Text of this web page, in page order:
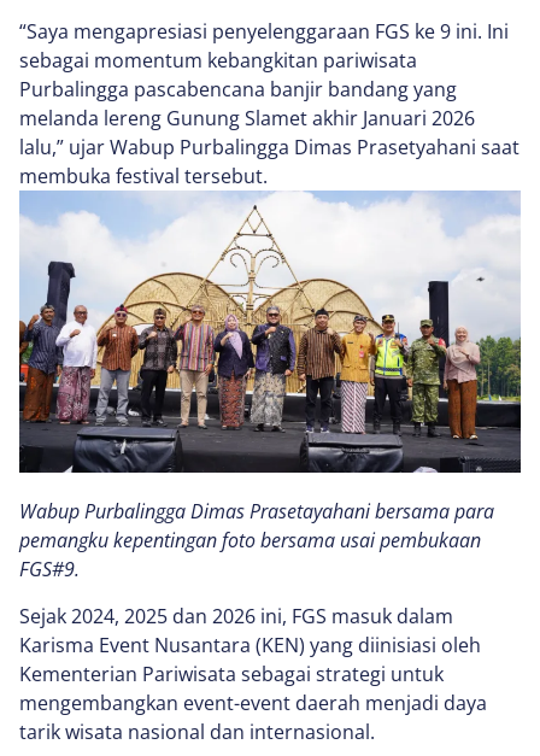
“Saya mengapresiasi penyelenggaraan FGS ke 9 ini. Ini
sebagai momentum kebangkitan pariwisata
Purbalingga pascabencana banjir bandang yang
melanda lereng Gunung Slamet akhir Januari 2026
lalu,” ujar Wabup Purbalingga Dimas Prasetyahani saat
membuka festival tersebut.
Wabup Purbalingga Dimas Prasetayahani bersama para
pemangku kepentingan foto bersama usai pembukaan
FGS#9.
Sejak 2024, 2025 dan 2026 ini, FGS masuk dalam
Karisma Event Nusantara (KEN) yang diinisiasi oleh
Kementerian Pariwisata sebagai strategi untuk
mengembangkan event-event daerah menjadi daya
tarik wisata nasional dan internasional.